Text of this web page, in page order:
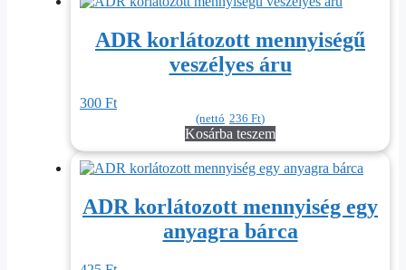
ADR korlátozott mennyiségű
veszélyes áru
300 Ft
(nettó 236 Ft)
Kosárba teszem
ADR korlátozott mennyiség egy
anyagra bárca